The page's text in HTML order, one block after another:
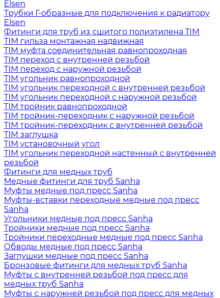
Elsen
Трубки Г-образные для подключения к радиатору
Elsen
Фитинги для труб из сшитого полиэтилена TIM
TIM гильза монтажная надвижная
TIM муфта соединительная равнопроходная
TIM переход с внутренней резьбой
TIM переход с наружной резьбой
TIM угольник равнопроходной
TIM угольник переходной с внутренней резьбой
TIM угольник переходной с наружной резьбой
TIM тройник равнопроходной
TIM тройник-переходник с наружной резьбой
TIM тройник-переходник с внутренней резьбой
TIM заглушка
TIM установочный угол
TIM угольник переходной настенный с внутренней
резьбой
Фитинги для медных труб
Медные фитинги для труб Sanha
Муфты медные под пресс Sanha
Муфты-вставки переходные медные под пресс
Sanha
Угольники медные под пресс Sanha
Тройники медные под пресс Sanha
Тройники переходные медные под пресс Sanha
Обводы медные под пресс Sanha
Заглушки медные под пресс Sanha
Бронзовые фитинги для медных труб Sanha
Муфты с внутренней резьбой под пресс для
медных труб Sanha
Муфты с наружней резьбой под пресс для медных